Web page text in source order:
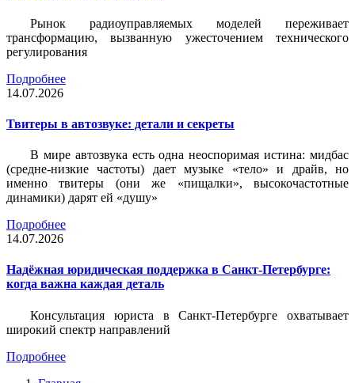
Рынок радиоуправляемых моделей переживает
трансформацию, вызванную ужесточением технического
регулирования
Подробнее
14.07.2026
Твитеры в автозвуке: детали и секреты
В мире автозвука есть одна неоспоримая истина: мидбас
(средне-низкие частоты) дает музыке «тело» и драйв, но
именно твитеры (они же «пищалки», высокочастотные
динамики) дарят ей «душу»
Подробнее
14.07.2026
Надёжная юридическая поддержка в Санкт-Петербурге:
когда важна каждая деталь
Консультация юриста в Санкт-Петербурге охватывает
широкий спектр направлений
Подробнее